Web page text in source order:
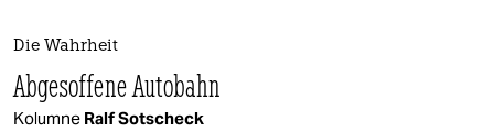
Die Wahrheit
Abgesoffene Autobahn
Kolumne Ralf Sotscheck